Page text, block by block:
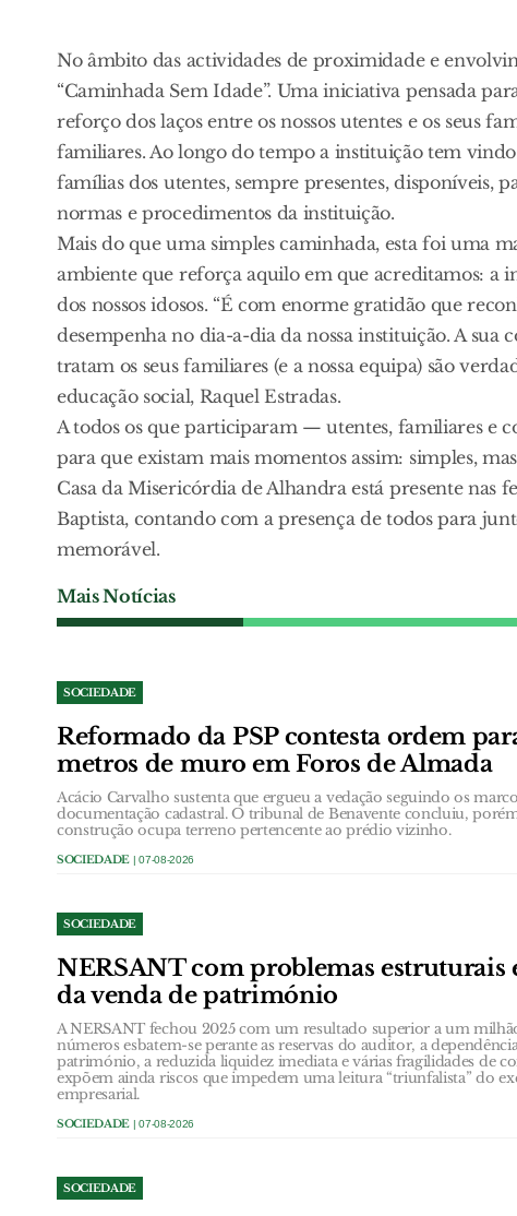
No âmbito das actividades de proximidade e
“Caminhada Sem Idade”. Uma iniciativa pensada
reforço dos laços entre os nossos utentes e os seus
familiares. Ao longo do tempo a instituição tem
famílias dos utentes, sempre presentes, disponíveis,
normas e procedimentos da instituição.
Mais do que uma simples caminhada, esta foi uma
ambiente que reforça aquilo em que acreditamos: a
dos nossos idosos. “É com enorme gratidão que
desempenha no dia-a-dia da nossa instituição. A
tratam os seus familiares (e a nossa equipa) são
educação social, Raquel Estradas.
A todos os que participaram — utentes, familiares e
para que existam mais momentos assim: simples,
Casa da Misericórdia de Alhandra está presente nas
Baptista, contando com a presença de todos para
memorável.
Mais Notícias
SOCIEDADE
Reformado da PSP contesta ordem
metros de muro em Foros de Almada
Acácio Carvalho sustenta que ergueu a vedação seguindo os
documentação cadastral. O tribunal de Benavente concluiu,
construção ocupa terreno pertencente ao prédio vizinho.
SOCIEDADE | 07-08-2026
SOCIEDADE
NERSANT com problemas estruturais
da venda de património
A NERSANT fechou 2025 com um resultado superior a um
números esbatem-se perante as reservas do auditor, a
património, a reduzida liquidez imediata e várias fragilidades de
expõem ainda riscos que impedem uma leitura “triunfalista” do
empresarial.
SOCIEDADE | 07-08-2026
SOCIEDADE